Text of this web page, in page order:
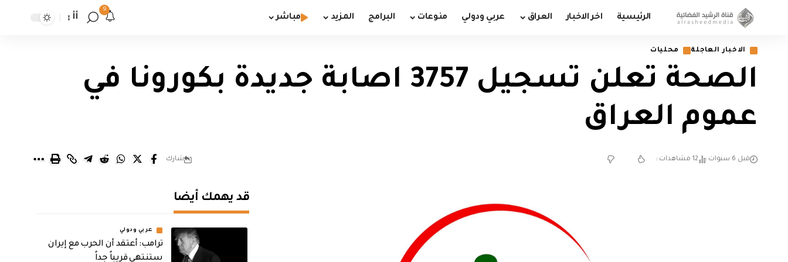
الرئيسية اخر الاخبار العراق عربي ودولي منوعات البرامج المزيد مباشر
9
أأ
الاخبار العاجلة محليات
الصحة تعلن تسجيل 3757 اصابة جديدة بكورونا في
عموم العراق
قبل 6 سنوات 12 مشاهدات شارك
قد يهمك أيضا
عربي ودولي
‏ترامب: أعتقد أن الحرب مع إيران
ستنتهي قريباً جداً